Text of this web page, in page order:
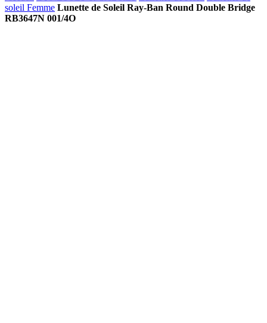
soleil Femme Lunette de Soleil Ray-Ban Round Double Bridge
RB3647N 001/4O